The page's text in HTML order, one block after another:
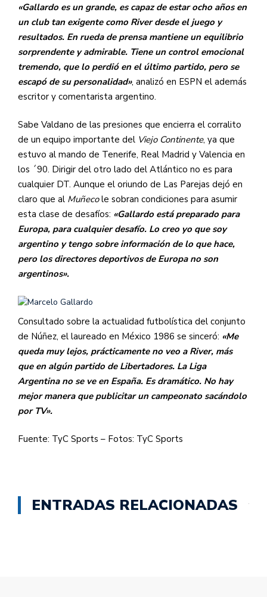
«Gallardo es un grande, es capaz de estar ocho años en
un club tan exigente como River desde el juego y
resultados. En rueda de prensa mantiene un equilibrio
sorprendente y admirable. Tiene un control emocional
tremendo, que lo perdió en el último partido, pero se
escapó de su personalidad», analizó en ESPN el además
escritor y comentarista argentino.
Sabe Valdano de las presiones que encierra el corralito
de un equipo importante del Viejo Continente, ya que
estuvo al mando de Tenerife, Real Madrid y Valencia en
los ´90. Dirigir del otro lado del Atlántico no es para
cualquier DT. Aunque el oriundo de Las Parejas dejó en
claro que al Muñecole sobran condiciones para asumir
esta clase de desafíos: «Gallardo está preparado para
Europa, para cualquier desafío. Lo creo yo que soy
argentino y tengo sobre información de lo que hace,
pero los directores deportivos de Europa no son
argentinos».
Consultado sobre la actualidad futbolística del conjunto
de Núñez, el laureado en México 1986 se sinceró: «Me
queda muy lejos, prácticamente no veo a River, más
que en algún partido de Libertadores. La Liga
Argentina no se ve en España. Es dramático. No hay
mejor manera que publicitar un campeonato sacándolo
por TV».
Fuente: TyC Sports – Fotos: TyC Sports
ENTRADAS RELACIONADAS